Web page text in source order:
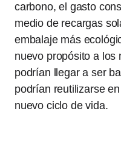
carbono, el gasto
medio de recargas
embalaje más
nuevo propósito a los
podrían llegar a ser
podrían reutilizarse
nuevo ciclo de vida.